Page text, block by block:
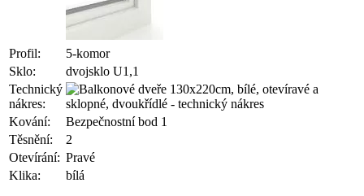
Profil:
5-komor
Sklo:
dvojsklo U1,1
Technický
nákres:
Kování:
Bezpečnostní bod 1
Těsnění:
2
Otevírání: Pravé
Klika:
bílá